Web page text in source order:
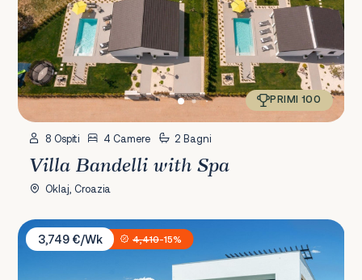
PRIMI 100
8 Ospiti 4 Camere 2 Bagni
Villa Bandelli with Spa
Oklaj, Croazia
Villa Sea of Dreams
3,749 €/Wk
4,410-15%